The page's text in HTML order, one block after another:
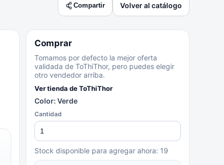
Compartir Volver al catálogo
Comprar
Tomamos por defecto la mejor oferta
validada de ToThiThor, pero puedes elegir
otro vendedor arriba.
Ver tienda deToThiThor
Color: Verde
Cantidad
Stock disponible para agregar ahora: 19